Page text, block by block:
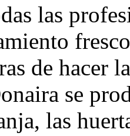
las
de hacer
se
las